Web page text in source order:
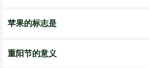
苹果的标志是
重阳节的意义